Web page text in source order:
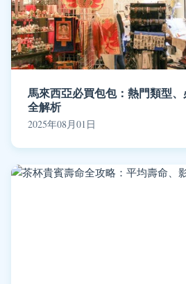
馬來西亞必買包包：熱門類型
全解析
2025年08月01日